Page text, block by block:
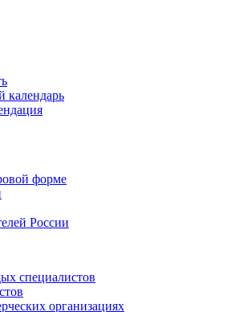
календарь
форме
России
специалистов
организациях